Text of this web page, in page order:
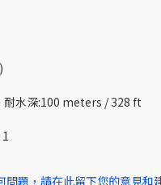
水深:100 meters / 328 ft
題，請在此留下您的意見和